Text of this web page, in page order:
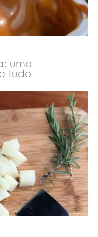
uma
tudo